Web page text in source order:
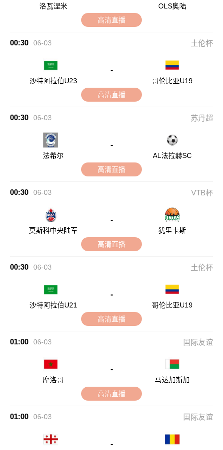
洛瓦涅米
OLS奥陆
高清直播
00:30 06-03 土伦杯
沙特阿拉伯U23
-
哥伦比亚U19
高清直播
00:30 06-03 苏丹超
法希尔
-
AL法拉赫SC
高清直播
00:30 06-03 VTB杯
莫斯科中央陆军
-
犹里卡斯
高清直播
00:30 06-03 土伦杯
沙特阿拉伯U21
-
哥伦比亚U19
高清直播
01:00 06-03 国际友谊
摩洛哥
-
马达加斯加
高清直播
01:00 06-03 国际友谊
-